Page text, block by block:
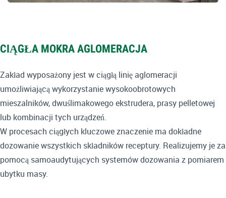
CIĄGŁA MOKRA AGLOMERACJA
Zakład wyposażony jest w ciągłą linię aglomeracji
umożliwiającą wykorzystanie wysokoobrotowych
mieszalników, dwuślimakowego ekstrudera, prasy pelletowej
lub kombinacji tych urządzeń.
W procesach ciągłych kluczowe znaczenie ma dokładne
dozowanie wszystkich składników receptury. Realizujemy je za
pomocą samoaudytujących systemów dozowania z pomiarem
ubytku masy.